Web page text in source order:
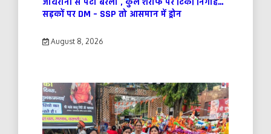
सड़कों पर DM – SSP तो आसमान में ड्रोन
August 8, 2026